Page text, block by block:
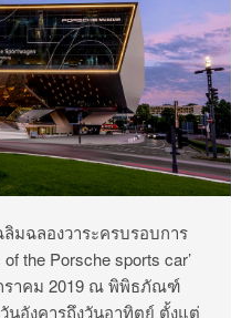
มฉลองวาระครบรอบการ
the Porsche sports car’
ราคม 2019 ณ พิพิธภัณฑ์
นอังคารถึงวันอาทิตย์ ตั้งแต่